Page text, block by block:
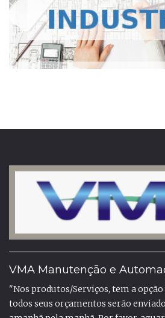
VMA Manutenção e
"Nos produtos/Serviços, tem a
todos seus orçamentos serão